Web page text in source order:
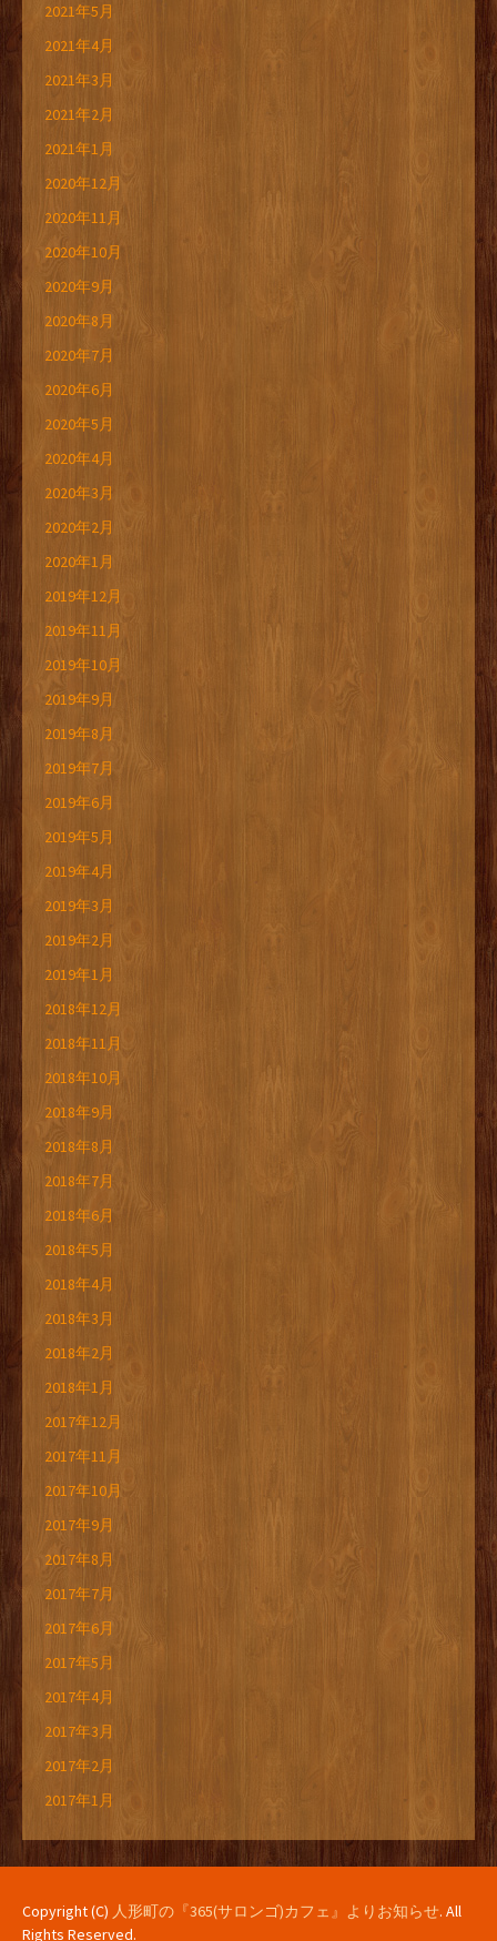
2021年5月
2021年4月
2021年3月
2021年2月
2021年1月
2020年12月
2020年11月
2020年10月
2020年9月
2020年8月
2020年7月
2020年6月
2020年5月
2020年4月
2020年3月
2020年2月
2020年1月
2019年12月
2019年11月
2019年10月
2019年9月
2019年8月
2019年7月
2019年6月
2019年5月
2019年4月
2019年3月
2019年2月
2019年1月
2018年12月
2018年11月
2018年10月
2018年9月
2018年8月
2018年7月
2018年6月
2018年5月
2018年4月
2018年3月
2018年2月
2018年1月
2017年12月
2017年11月
2017年10月
2017年9月
2017年8月
2017年7月
2017年6月
2017年5月
2017年4月
2017年3月
2017年2月
2017年1月
Copyright (C) 人形町の『365(サロンゴ)カフェ』よりお知らせ. All
Rights Reserved.